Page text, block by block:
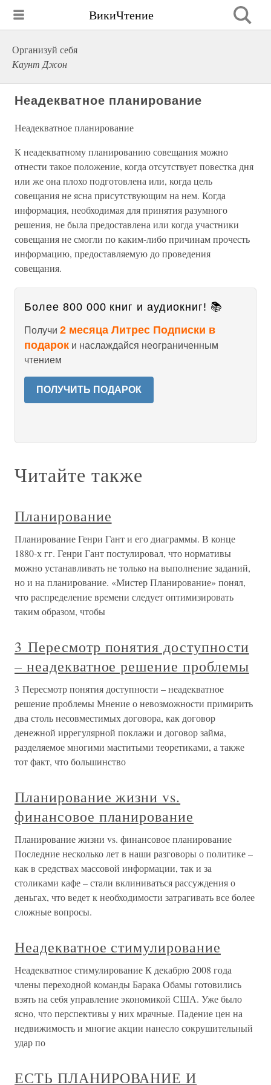
ВикиЧтение
Организуй себя
Каунт Джон
Неадекватное планирование
Неадекватное планирование
К неадекватному планированию совещания можно
отнести такое положение, когда отсутствует повестка дня
или же она плохо подготовлена или, когда цель
совещания не ясна присутствующим на нем. Когда
информация, необходимая для принятия разумного
решения, не была предоставлена или когда участники
совещания не смогли по каким-либо причинам прочесть
информацию, предоставляемую до проведения
совещания.
Более 800 000 книг и аудиокниг! 📚
Получи 2 месяца Литрес Подписки в
подарок и наслаждайся неограниченным
чтением
ПОЛУЧИТЬ ПОДАРОК
Читайте также
Планирование
Планирование Генри Гант и его диаграммы. В конце
1880-х гг. Генри Гант постулировал, что нормативы
можно устанавливать не только на выполнение заданий,
но и на планирование. «Мистер Планирование» понял,
что распределение времени следует оптимизировать
таким образом, чтобы
3 Пересмотр понятия доступности
– неадекватное решение проблемы
3 Пересмотр понятия доступности – неадекватное
решение проблемы Мнение о невозможности примирить
два столь несовместимых договора, как договор
денежной иррегулярной поклажи и договор займа,
разделяемое многими маститыми теоретиками, а также
тот факт, что большинство
Планирование жизни vs.
финансовое планирование
Планирование жизни vs. финансовое планирование
Последние несколько лет в наши разговоры о политике –
как в средствах массовой информации, так и за
столиками кафе – стали вклиниваться рассуждения о
деньгах, что ведет к необходимости затрагивать все более
сложные вопросы.
Неадекватное стимулирование
Неадекватное стимулирование К декабрю 2008 года
члены переходной команды Барака Обамы готовились
взять на себя управление экономикой США. Уже было
ясно, что перспективы у них мрачные. Падение цен на
недвижимость и многие акции нанесло сокрушительный
удар по
ЕСТЬ ПЛАНИРОВАНИЕ И